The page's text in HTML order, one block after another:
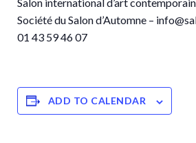
Salon international d’art
Société du Salon d’Automne –
01 43 59 46 07
ADD TO CALENDAR